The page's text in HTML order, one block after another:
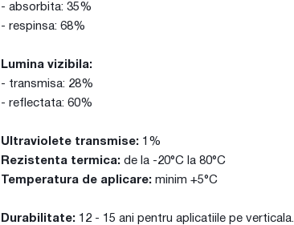
- absorbita: 35%
- respinsa: 68%
Lumina vizibila:
- transmisa: 28%
- reflectata: 60%
Ultraviolete transmise: 1%
Rezistenta termica: de la -20°C la 80°C
Temperatura de aplicare: minim +5°C
Durabilitate: 12 - 15 ani pentru aplicatiile pe verticala.